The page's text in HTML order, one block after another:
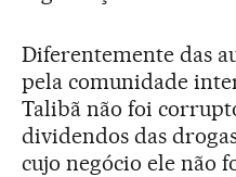
Diferentemente das
pela comunidade
Talibã não foi
dividendos das
cujo negócio ele não